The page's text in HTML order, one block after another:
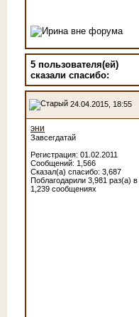
5 пользователя(ей)
сказали cпасибо:
24.04.2015, 18:55
эни
Завсегдатай
Регистрация: 01.02.2011
Сообщений: 1,566
Сказал(а) спасибо: 3,687
Поблагодарили 3,981 раз(а) в
1,239 сообщениях